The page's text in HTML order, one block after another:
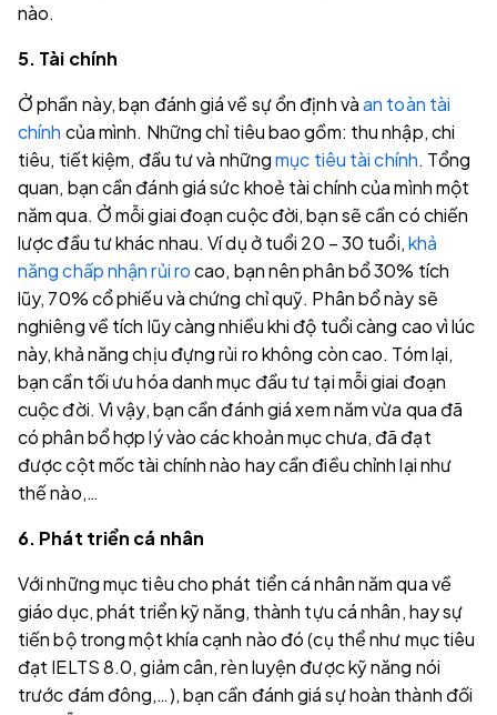
nào.
5. Tài chính
Ở phần này, bạn đánh giá về sự ổn định vàan toàn tài
chính của mình. Những chỉ tiêu bao gồm: thu nhập, chi
tiêu, tiết kiệm, đầu tư và nhữngmục tiêu tài chính. Tổng
quan, bạn cần đánh giá sức khoẻ tài chính của mình một
năm qua. Ở mỗi giai đoạn cuộc đời, bạn sẽ cần có chiến
lược đầu tư khác nhau. Ví dụ ở tuổi 20 – 30 tuổi,khả
năng chấp nhận rủi rocao, bạn nên phân bổ 30% tích
lũy, 70% cổ phiếu và chứng chỉ quỹ. Phân bổ này sẽ
nghiêng về tích lũy càng nhiều khi độ tuổi càng cao vì lúc
này, khả năng chịu đựng rủi ro không còn cao. Tóm lại,
bạn cần tối ưu hóa danh mục đầu tư tại mỗi giai đoạn
cuộc đời. Vì vậy, bạn cần đánh giá xem năm vừa qua đã
có phân bổ hợp lý vào các khoản mục chưa, đã đạt
được cột mốc tài chính nào hay cần điều chỉnh lại như
thế nào,…
6. Phát triển cá nhân
Với những mục tiêu cho phát tiển cá nhân năm qua về
giáo dục, phát triển kỹ năng, thành tựu cá nhân, hay sự
tiến bộ trong một khía cạnh nào đó (cụ thể như mục tiêu
đạt IELTS 8.0, giảm cân, rèn luyện được kỹ năng nói
trước đám đông,…), bạn cần đánh giá sự hoàn thành đối